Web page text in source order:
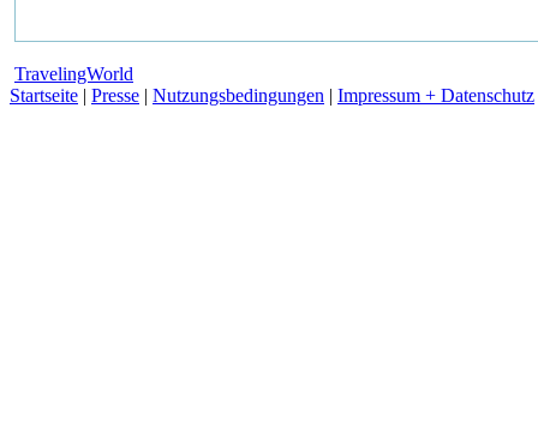
TravelingWorld
Startseite | Presse | Nutzungsbedingungen | Impressum + Datenschutz